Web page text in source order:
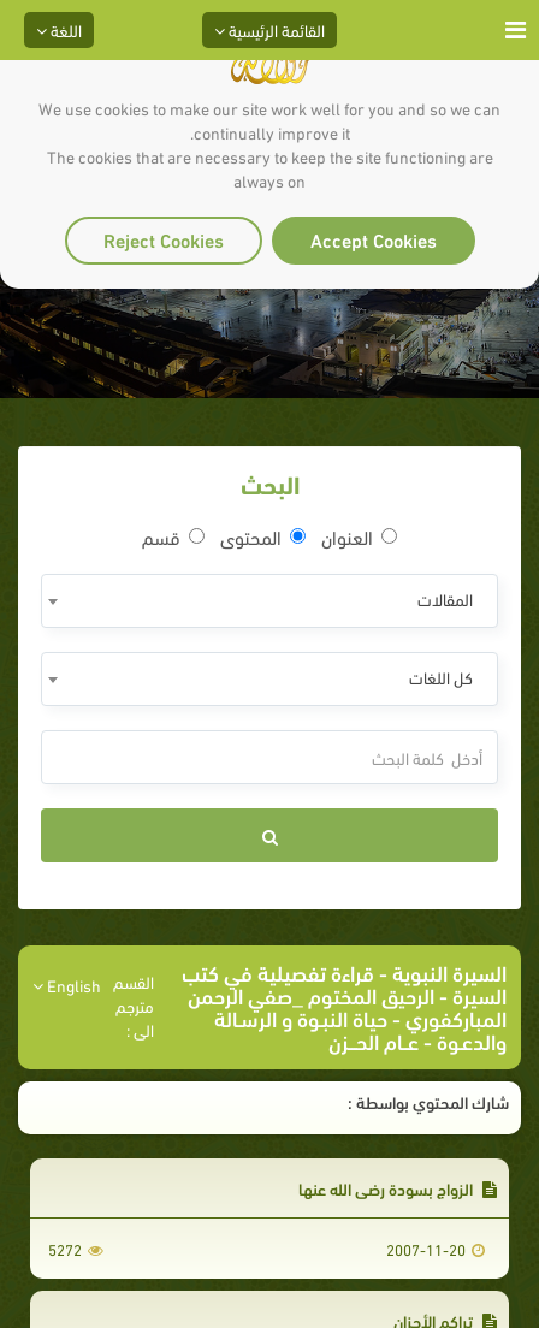
We use cookies to make our site work well for you and so we can
continually improve it.
The cookies that are necessary to keep the site functioning are
always on
Accept Cookies
Reject Cookies
اللغة القائمة الرئيسية
عــام الحـــزن
البحث
العنوان المحتوى قسم
المقالات
كل اللغات
السيرة النبوية-قراءة تفصيلية في كتب
السيرة-الرحيق المختوم _صفي الرحمن
المباركفوري-حياة النبـوة و الرسـالة
والدعـوة- عــام الحـــزن
القسم
مترجم
الى :
English
شارك المحتوي بواسطة :
الزواج بسودة رضي الله عنها‏‏
2007-11-20
5272
تراكم الأحزان